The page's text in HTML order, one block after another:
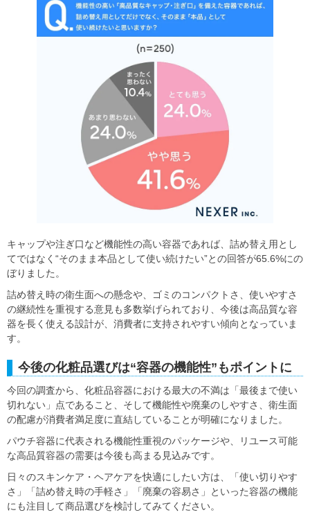
キャップや注ぎ口など機能性の高い容器であれば、詰め替え用とし
てではなく“そのまま本品として使い続けたい”との回答が65.6%にの
ぼりました。
詰め替え時の衛生面への懸念や、ゴミのコンパクトさ、使いやすさ
の継続性を重視する意見も多数挙げられており、今後は高品質な容
器を長く使える設計が、消費者に支持されやすい傾向となっていま
す。
今後の化粧品選びは“容器の機能性”もポイントに
今回の調査から、化粧品容器における最大の不満は「最後まで使い
切れない」点であること、そして機能性や廃棄のしやすさ、衛生面
の配慮が消費者満足度に直結していることが明確になりました。
パウチ容器に代表される機能性重視のパッケージや、リユース可能
な高品質容器の需要は今後も高まる見込みです。
日々のスキンケア・ヘアケアを快適にしたい方は、「使い切りやす
さ」「詰め替え時の手軽さ」「廃棄の容易さ」といった容器の機能
にも注目して商品選びを検討してみてください。